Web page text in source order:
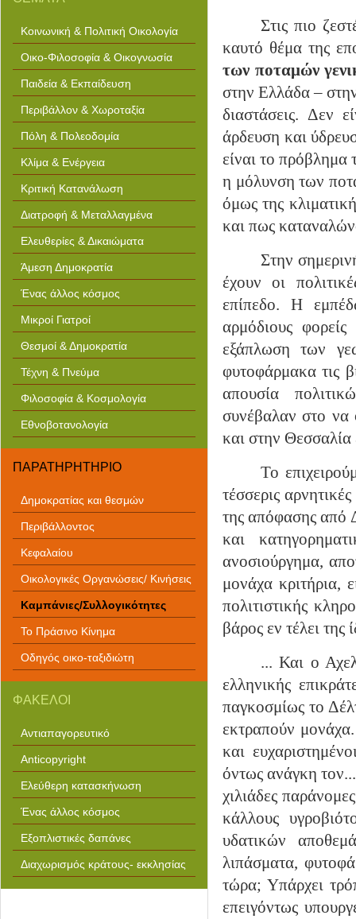
Κοινωνική & Πολιτική Οικολογία
Οικο-Φιλοσοφία & Οικογνωσία
Παιδεία & Εκπαίδευση
Περιβάλλον & Χωροταξία
Πόλη & Πολεοδομία
Κλίμα & Ενέργεια
Κριτική Κατανάλωση
Διατροφή & Μεταλλαγμένα
Ελευθερίες & Δικαιώματα
Άμεση Δημοκρατία
Ένας άλλος κόσμος
Μικροί Γιατροί
Θεσμοί & Δημοκρατία
Τέχνη & Πνεύμα
Φιλοσοφία & Κοσμολογία
Εθνοβοτανολογία
ΠΑΡΑΤΗΡΗΤΗΡΙΟ
Δημοκρατίας και θεσμών
Περιβάλλοντος
Κεφαλαίου
Οικολογικές Οργανώσεις/ Κινήσεις
Καμπάνιες/Συλλογικότητες
Το Πράσινο Κίνημα
Οδηγός οικο-ταξιδιώτη
ΦΑΚΕΛΟΙ
Αντιαπαγορευτικό
Anticopyright
Ελεύθερη κατασκήνωση
Ένας άλλος κόσμος
Εξοπλιστικές δαπάνες
Διαχωρισμός κράτους- εκκλησίας
printable tournament bracket art
project ideas evergreen arts
centre coquitlam effective
collaborations for arts glucose
monitoring state of the art bible
stories coloring pages hunting
clip art guideline template
Στις πιο
καυτό θέμα της
των ποταμών
στην Ελλάδα –
διαστάσεις. Δεν
άρδευση και
είναι το πρόβλημα
η μόλυνση των
όμως της
και πως
Στην
έχουν οι
επίπεδο. Η
αρμόδιους
εξάπλωση των
φυτοφάρμακα τις
απουσία
συνέβαλαν στο να
και στην Θεσσαλία
Το
τέσσερις
της απόφασης από
και
ανοσιούργημα,
μονάχα κριτήρια,
πολιτιστικής
βάρος εν τέλει της
... Και ο
ελληνικής
παγκοσμίως το
εκτραπούν
και
όντως ανάγκη τον...
χιλιάδες
κάλλους
υδατικών
λιπάσματα,
τώρα; Υπάρχει
επειγόντως